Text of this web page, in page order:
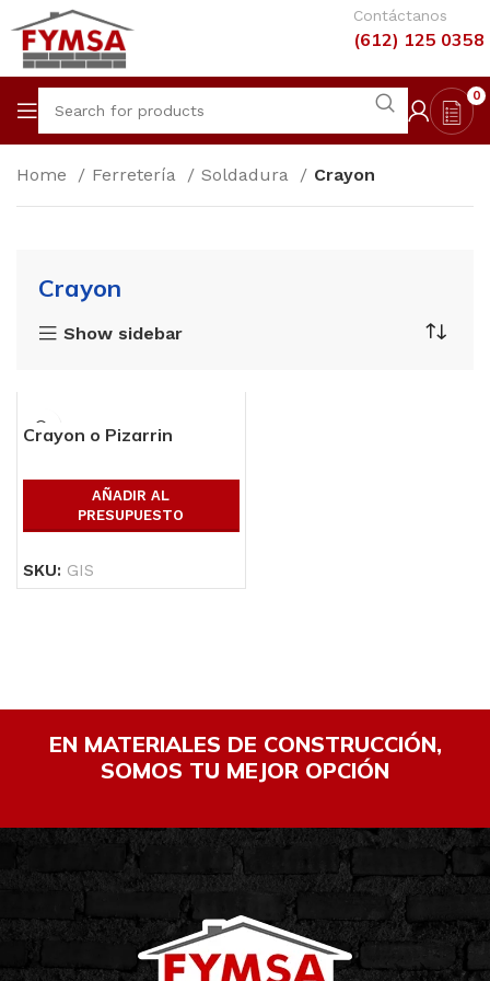
Contáctanos
(612) 125 0358
0
Home Ferretería Soldadura Crayon
Crayon
Show sidebar
Crayon o Pizarrin
AÑADIR AL
PRESUPUESTO
SKU: GIS
EN MATERIALES DE CONSTRUCCIÓN,
SOMOS TU MEJOR OPCIÓN